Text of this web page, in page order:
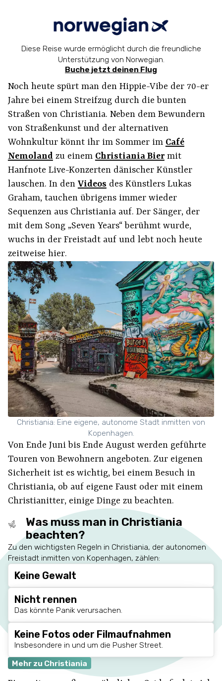
Diese Reise wurde ermöglicht durch die freundliche
Unterstützung von Norwegian.
Buche jetzt deinen Flug
Noch heute spürt man den Hippie-Vibe der 70-er
Jahre bei einem Streifzug durch die bunten
Straßen von Christiania. Neben dem Bewundern
von Straßenkunst und der alternativen
Wohnkultur könnt ihr im Sommer im Café
Nemolandzu einem Christiania Biermit
Hanfnote Live-Konzerten dänischer Künstler
lauschen. In den Videos des Künstlers Lukas
Graham, tauchen übrigens immer wieder
Sequenzen aus Christiania auf. Der Sänger, der
mit dem Song „Seven Years“ berühmt wurde,
wuchs in der Freistadt auf und lebt noch heute
zeitweise hier.
Christiania: Eine eigene, autonome Stadt inmitten von
Kopenhagen.
Von Ende Juni bis Ende August werden geführte
Touren von Bewohnern angeboten. Zur eigenen
Sicherheit ist es wichtig, bei einem Besuch in
Christiania, ob auf eigene Faust oder mit einem
Christianitter, einige Dinge zu beachten.
Was muss man in Christiania
beachten?
Zu den wichtigsten Regeln in Christiania, der autonomen
Freistadt inmitten von Kopenhagen, zählen:
Keine Gewalt
Nicht rennen
Das könnte Panik verursachen.
Keine Fotos oder Filmaufnahmen
Insbesondere in und um die Pusher Street.
Mehr zu Christiania